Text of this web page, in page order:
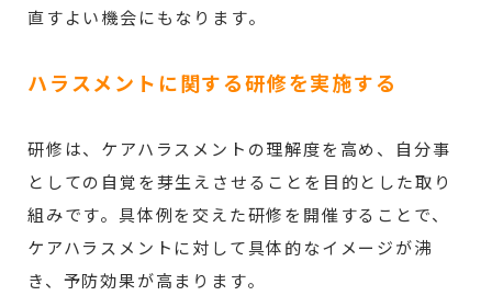
直すよい機会にもなります。
ハラスメントに関する研修を実施する
研修は、ケアハラスメントの理解度を高め、自分事
としての自覚を芽生えさせることを目的とした取り
組みです。具体例を交えた研修を開催することで、
ケアハラスメントに対して具体的なイメージが沸
き、予防効果が高まります。